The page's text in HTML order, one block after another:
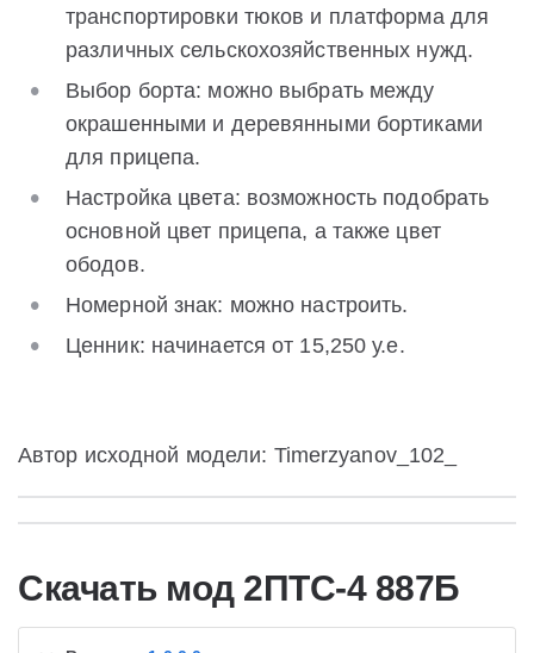
транспортировки тюков и платформа для
различных сельскохозяйственных нужд.
Выбор борта: можно выбрать между
окрашенными и деревянными бортиками
для прицепа.
Настройка цвета: возможность подобрать
основной цвет прицепа, а также цвет
ободов.
Номерной знак: можно настроить.
Ценник: начинается от 15,250 у.е.
Автор исходной модели: Timerzyanov_102_
Скачать мод 2ПТС-4 887Б